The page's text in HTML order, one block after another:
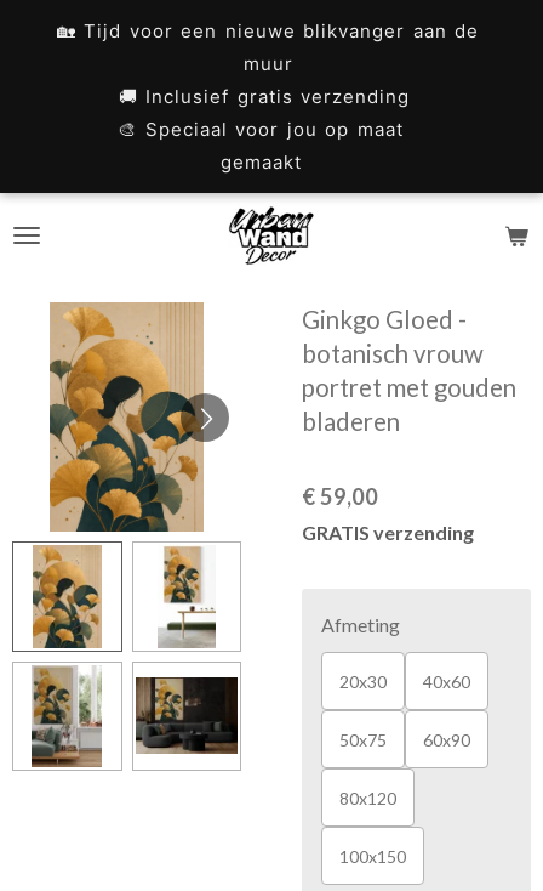
🏡 Tijd voor een nieuwe blikvanger aan de
muur
🚚 Inclusief gratis verzending
🎨 Speciaal voor jou op maat
gemaakt
Ginkgo Gloed -
botanisch vrouw
portret met gouden
bladeren
€ 59,00
GRATIS verzending
Afmeting
20x30 40x60
50x75 60x90
80x120
100x150